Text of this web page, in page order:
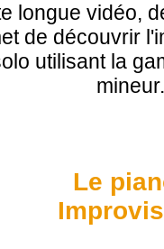
longue vidéo,
de découvrir
utilisant la
mineur.
Le